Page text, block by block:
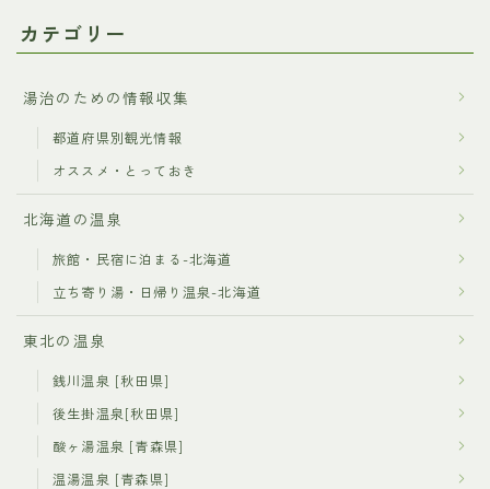
カテゴリー
湯治のための情報収集
都道府県別観光情報
オススメ・とっておき
北海道の温泉
旅館・民宿に泊まる-北海道
立ち寄り湯・日帰り温泉-北海道
東北の温泉
銭川温泉 [秋田県]
後生掛温泉[秋田県]
酸ヶ湯温泉 [青森県]
温湯温泉 [青森県]